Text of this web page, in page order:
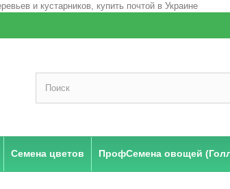
Семена цветов ПрофСемена овощей